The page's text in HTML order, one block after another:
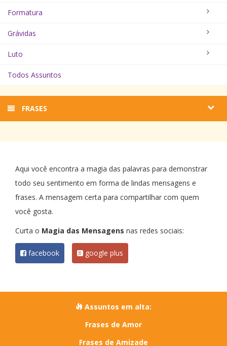
Formatura
Grávidas
Luto
Todos Assuntos
FRASES
Aqui você encontra a magia das palavras para demonstrar
todo seu sentimento em forma de lindas mensagens e
frases. A mensagem certa para compartilhar com quem
você gosta.
Curta o Magia das Mensagens nas redes sociais:
facebook google plus
Assuntos em alta:
Frases de Amor
Frases de Amizade